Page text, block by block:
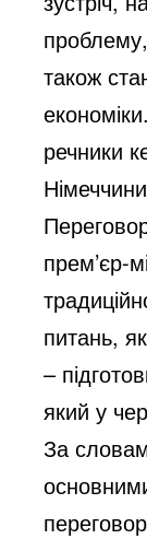
також
речники
прем’єр-
питань,
–
який у
За